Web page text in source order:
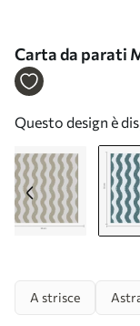
Carta da parati
scuro su sfondo
Questo design è
A strisce